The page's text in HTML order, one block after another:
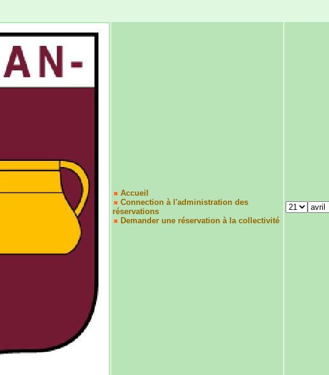
Accueil
Connection à l'administration des
réservations
Demander une réservation à la collectivité